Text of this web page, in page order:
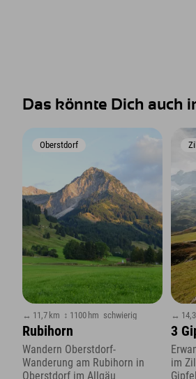
Das könnte Dich auch
Oberstdorf
↔ 11,7 km ↕ 1100 hm schwierig
Rubihorn
Wandern Oberstdorf-
Wanderung am Rubihorn in
Oberstdorf im Allgäu
↔
3
im
Gipfel